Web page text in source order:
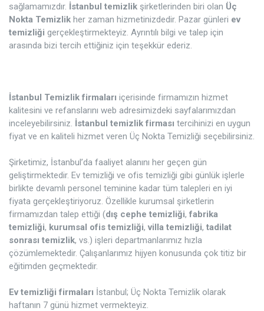
sağlamamızdır. İstanbul temizlik şirketlerinden biri olan Üç
Nokta Temizlik her zaman hizmetinizdedir. Pazar günleri ev
temizliği gerçekleştirmekteyiz. Ayrıntılı bilgi ve talep için
arasında bizi tercih ettiğiniz için teşekkür ederiz.
İstanbul Temizlik firmaları içerisinde firmamızın hizmet
kalitesini ve refanslarını web adresimizdeki sayfalarımızdan
inceleyebilirsiniz. İstanbul temizlik firması tercihinizi en uygun
fiyat ve en kaliteli hizmet veren Üç Nokta Temizliği seçebilirsiniz.
Şirketimiz, İstanbul’da faaliyet alanını her geçen gün
geliştirmektedir. Ev temizliği ve ofis temizliği gibi günlük işlerle
birlikte devamlı personel teminine kadar tüm talepleri en iyi
fiyata gerçekleştiriyoruz. Özellikle kurumsal şirketlerin
firmamızdan talep ettiği (dış cephe temizliği, fabrika
temizliği, kurumsal ofis temizliği, villa temizliği, tadilat
sonrası temizlik, vs.) işleri departmanlarımız hızla
çözümlemektedir. Çalışanlarımız hijyen konusunda çok titiz bir
eğitimden geçmektedir.
Ev temizliği firmaları İstanbul; Üç Nokta Temizlik olarak
haftanın 7 günü hizmet vermekteyiz.